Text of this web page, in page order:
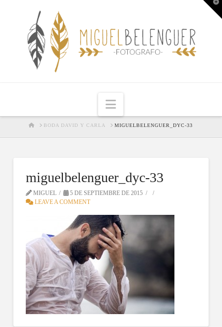
Navigation
HOMEBODA DAVID Y CARLA MIGUELBELENGUER_DYC-33
miguelbelenguer_dyc-33
MIGUEL
5 DE SEPTIEMBRE DE 2015
LEAVE A COMMENT